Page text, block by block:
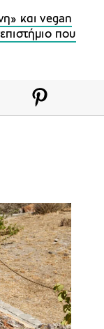
και vegan
που